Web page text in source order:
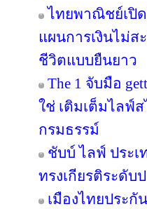
ไทยพาณิชย์เปิด
แผนการเงินไม่
ชีวิตแบบยืนยาว
The 1 จับมือ
ใช่ เติมเต็มไลฟ์
กรมธรรม์
ชับบ์ ไลฟ์ ประ
ทรงเกียรติระดับ
เมืองไทยประกั